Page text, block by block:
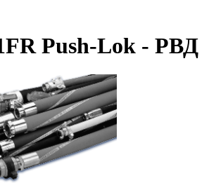
Push-Lok - РВД